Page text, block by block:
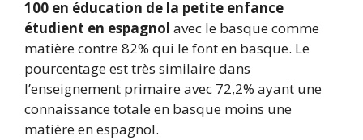
100 en éducation de la petite enfance
étudient en espagnol avec le basque comme
matière contre 82% qui le font en basque. Le
pourcentage est très similaire dans
l’enseignement primaire avec 72,2% ayant une
connaissance totale en basque moins une
matière en espagnol.